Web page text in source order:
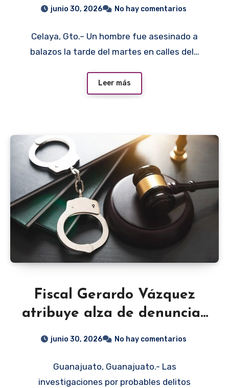
junio 30, 2026 No hay comentarios
Celaya, Gto.– Un hombre fue asesinado a
balazos la tarde del martes en calles del…
Leer más
Fiscal Gerardo Vázquez
atribuye alza de denuncias
por corrupción en
visibilidad
junio 30, 2026 No hay comentarios
Guanajuato, Guanajuato.- Las
investigaciones por probables delitos